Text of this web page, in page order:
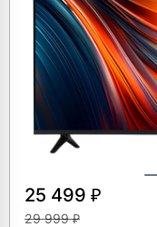
25 499 ₽
29 999 ₽